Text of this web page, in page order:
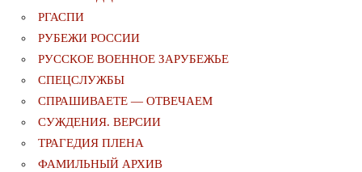
РГАСПИ
РУБЕЖИ РОССИИ
РУССКОЕ ВОЕННОЕ ЗАРУБЕЖЬЕ
СПЕЦСЛУЖБЫ
СПРАШИВАЕТЕ — ОТВЕЧАЕМ
СУЖДЕНИЯ. ВЕРСИИ
ТРАГЕДИЯ ПЛЕНА
ФАМИЛЬНЫЙ АРХИВ